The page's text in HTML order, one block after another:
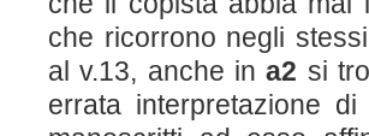
che ricorrono negli
al v.13, anche ina2 si
errata interpretazione